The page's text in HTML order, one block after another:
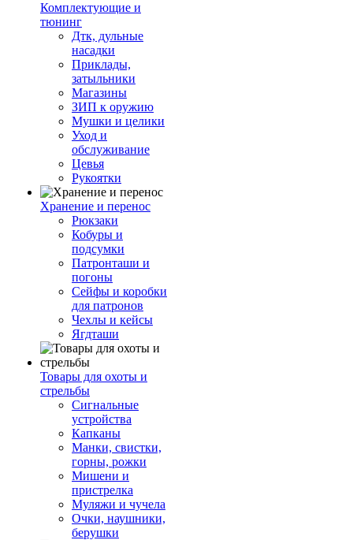
Комплектующие и
тюнинг
Дтк, дульные
насадки
Приклады,
затыльники
Магазины
ЗИП к оружию
Мушки и целики
Уход и
обслуживание
Цевья
Рукоятки
Хранение и перенос
Рюкзаки
Кобуры и
подсумки
Патронташи и
погоны
Сейфы и коробки
для патронов
Чехлы и кейсы
Ягдташи
Товары для охоты и
стрельбы
Сигнальные
устройства
Капканы
Манки, свистки,
горны, рожки
Мишени и
пристрелка
Муляжи и чучела
Очки, наушники,
берушки